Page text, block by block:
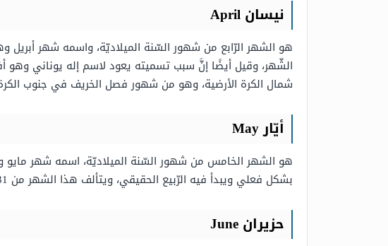
نيسان April
هو الشهر الرّابع من شهور السّنة الميلاديّة، واسمه شهر
شمال الكرة الأرضية، وهو من شهور فصل الخريف في جنوب
أيّار May
هو الشهر الخامس من شهور السّنة الميلاديّة، اسمه شهر مايو
بشكل فعلي ويبدأ فيه الرّبيع الحقيقي، ويتألف هذا الشهر من 31 يومًا، ويأتي هذا الشهر في فصل الخريف في نصف الكرة الأرضيّة الجنوبيّ.
حزيران June